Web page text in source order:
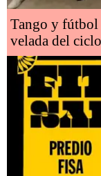
Tango y fútbol
velada del